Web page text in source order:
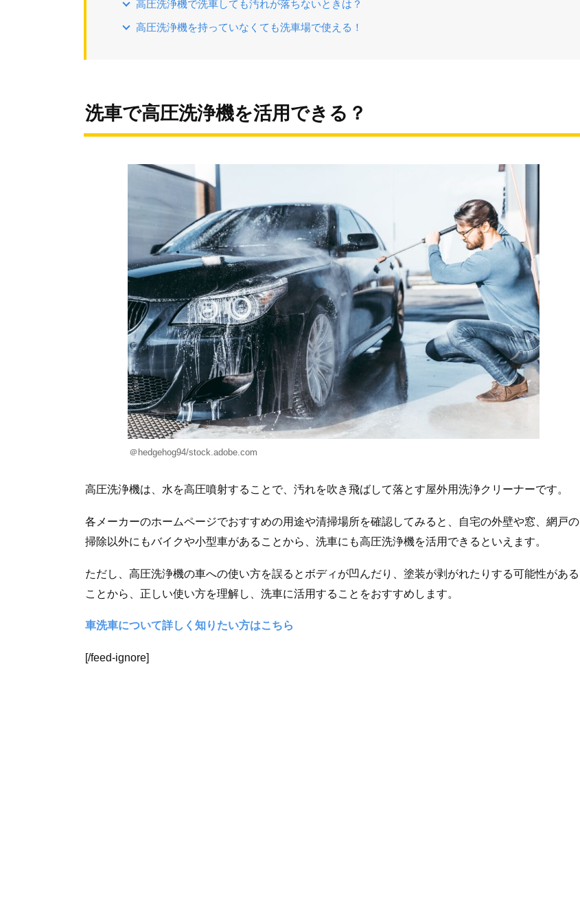
高圧洗浄機で洗車しても汚れが落ちないときは？
高圧洗浄機を持っていなくても洗車場で使える！
洗車で高圧洗浄機を活用できる？
＠hedgehog94/stock.adobe.com
高圧洗浄機は、水を高圧噴射することで、汚れを吹き飛ばして落とす屋外用洗浄クリーナーです。
各メーカーのホームページでおすすめの用途や清掃場所を確認してみると、自宅の外壁や窓、網戸の
掃除以外にもバイクや小型車があることから、洗車にも高圧洗浄機を活用できるといえます。
ただし、高圧洗浄機の車への使い方を誤るとボディが凹んだり、塗装が剥がれたりする可能性がある
ことから、正しい使い方を理解し、洗車に活用することをおすすめします。
車洗車について詳しく知りたい方はこちら
[/feed-ignore]